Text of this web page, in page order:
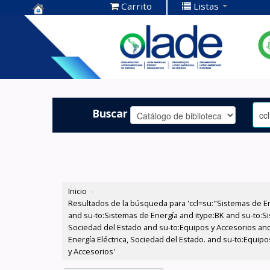
Centro de
Documentación
OLADE -
Carrito Listas
Buscar
Inicio ›
Resultados de la búsqueda para 'ccl=su:"Sistemas de
and su-to:Sistemas de Energía and itype:BK and su-
Sociedad del Estado and su-to:Equipos y Accesorios
Energía Eléctrica, Sociedad del Estado. and su-
y Accesorios'